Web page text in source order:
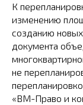
К
изменению
созданию
документа
не
«ВМ-Право и